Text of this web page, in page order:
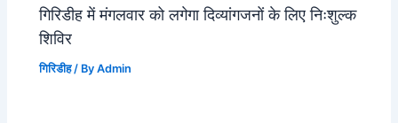
गिरिडीह में मंगलवार को लगेगा दिव्यांगजनों के लिए निःशुल्क
शिविर
गिरिडीह/ ByAdmin